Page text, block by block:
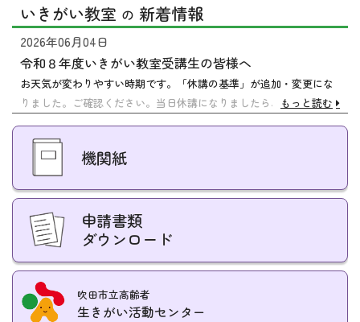
いきがい教室 の 新着情報
2026年06月04日
令和８年度いきがい教室受講生の皆様へ
お天気が変わりやすい時期です。「休講の基準」が追加・変更にな
りました。ご確認ください。当日休講になりましたら、こちらのHP
にてお知らせいたします。
もっと読む
機関紙
申請書類
ダウンロード
吹田市立高齢者
生きがい活動センター